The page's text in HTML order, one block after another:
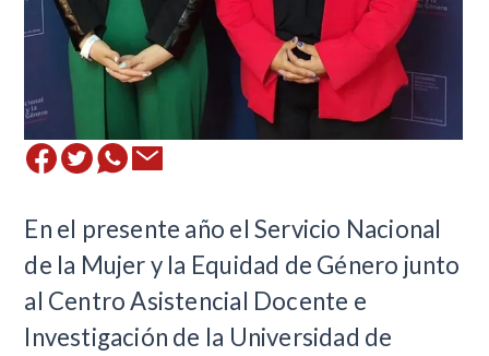
​En el presente año el Servicio Nacional
de la Mujer y la Equidad de Género junto
al Centro Asistencial Docente e
Investigación de la Universidad de